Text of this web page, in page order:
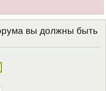
вы должны быть